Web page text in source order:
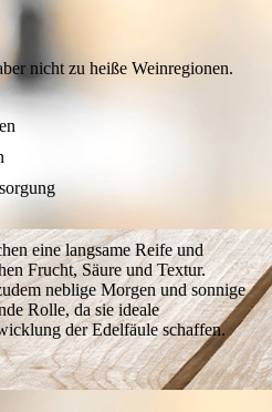
nicht zu heiße Weinregionen.
eine langsame Reife und
Frucht, Säure und Textur.
neblige Morgen und sonnige
Rolle, da sie ideale
der Edelfäule schaffen.